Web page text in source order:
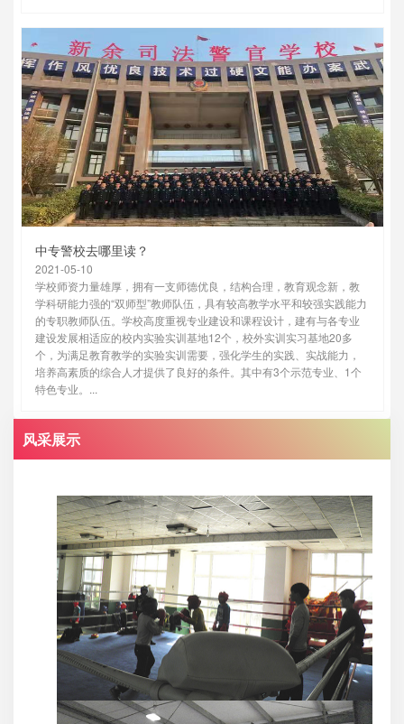
中专警校去哪里读？
2021-05-10
学校师资力量雄厚，拥有一支师德优良，结构合理，教育观念新，教
学科研能力强的“双师型”教师队伍，具有较高教学水平和较强实践能力
的专职教师队伍。学校高度重视专业建设和课程设计，建有与各专业
建设发展相适应的校内实验实训基地12个，校外实训实习基地20多
个，为满足教育教学的实验实训需要，强化学生的实践、实战能力，
培养高素质的综合人才提供了良好的条件。其中有3个示范专业、1个
特色专业。...
风采展示